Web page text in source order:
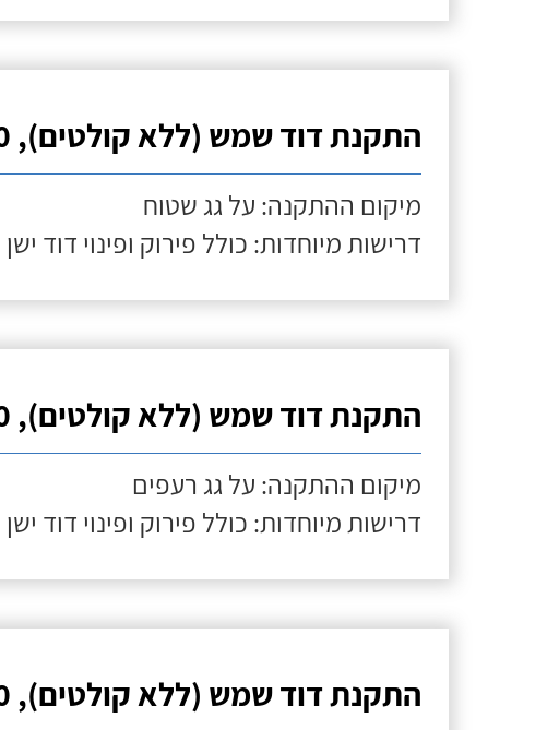
התקנת דוד שמש (ללא קולטים), 80 ליטר
מיקום ההתקנה: על גג שטוח
דרישות מיוחדות: כולל פירוק ופינוי דוד ישן
התקנת דוד שמש (ללא קולטים), 120 ליטר
מיקום ההתקנה: על גג רעפים
דרישות מיוחדות: כולל פירוק ופינוי דוד ישן
התקנת דוד שמש (ללא קולטים), 150 ליטר